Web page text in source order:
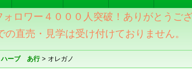
ォロワー４０００人突破！ありがとうござ
の直売・見学は受け付けておりません。
ハーブ あ行 > オレガノ